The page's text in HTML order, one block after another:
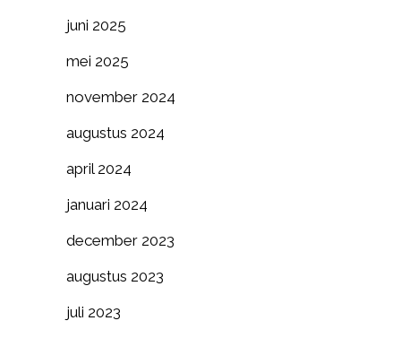
juni 2025
mei 2025
november 2024
augustus 2024
april 2024
januari 2024
december 2023
augustus 2023
juli 2023